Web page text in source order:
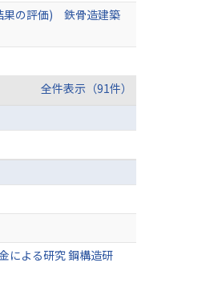
果の評価) 鉄骨造建築
全件表示（91件）
による研究 鋼構造研